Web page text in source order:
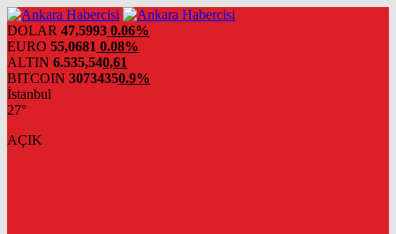
DOLAR 47,5993 0.06%
EURO 55,0681 0.08%
ALTIN 6.535,540,61
BITCOIN 30734350.9%
İstanbul
27°
AÇIK